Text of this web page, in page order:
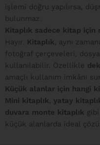
işlemi doğru yapılırsa,
bulunmaz.
Kitaplık sadece kitap için
Hayır. Kitaplık, aynı
fotoğraf çerçeveleri,
kullanılabilir. Özellikle
amaçlı kullanım imkânı
Küçük alanlar için hangi
Mini kitaplık, yatay
duvara monte kitaplık
küçük alanlarda ideal